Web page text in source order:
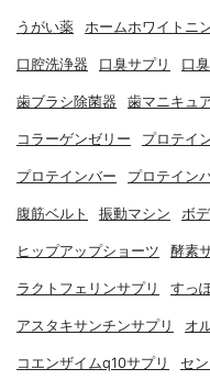
うがい薬 ホームホワイトニ
口腔洗浄器 口臭サプリ 口
歯ブラシ除菌器 歯マニキュ
コラーゲンゼリー プロテイ
プロテインバー プロテイン
腹筋ベルト 振動マシン ボ
ヒップアップショーツ 酵素
ラクトフェリンサプリ すっ
アスタキサンチンサプリ オ
コエンザイムq10サプリ セ